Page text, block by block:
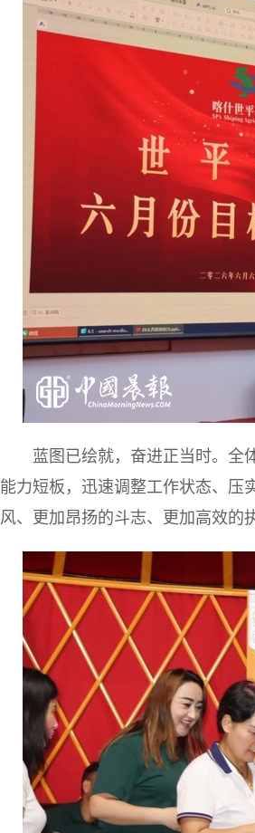
蓝图已绘就，奋进正当时。全
能力短板，迅速调整工作状态、压
风、更加昂扬的斗志、更加高效的